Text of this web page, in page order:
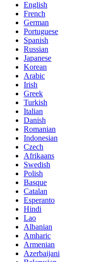
English
French
German
Portuguese
Spanish
Russian
Japanese
Korean
Arabic
Irish
Greek
Turkish
Italian
Danish
Romanian
Indonesian
Czech
Afrikaans
Swedish
Polish
Basque
Catalan
Esperanto
Hindi
Lao
Albanian
Amharic
Armenian
Azerbaijani